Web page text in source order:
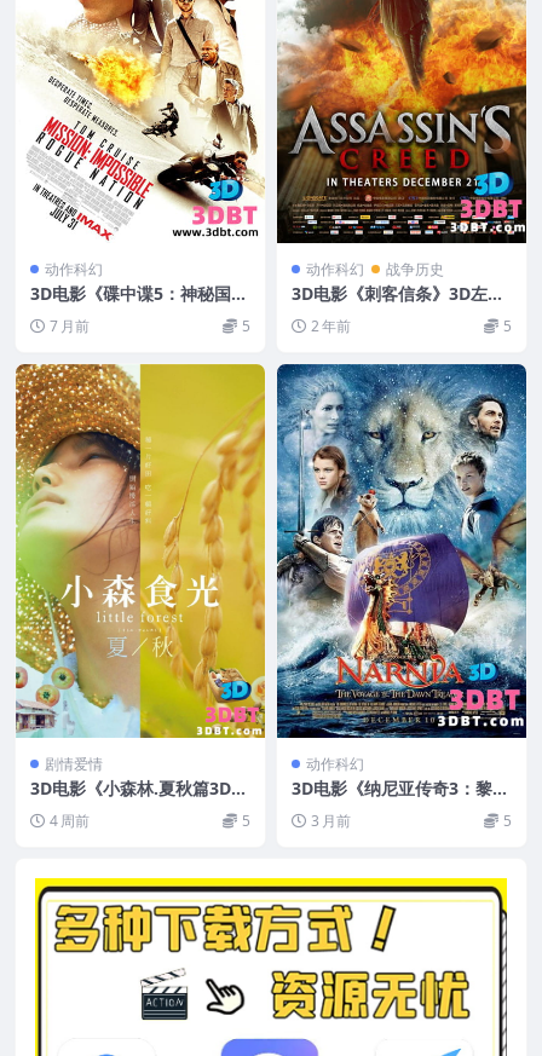
动作科幻
3D电影《碟中谍5：神秘国
度》3D左右格式 高清 网盘
下载7 月前 5
动作科幻 战争历史
3D电影《刺客信条》3D左右
格式 下载 高清蓝光 网盘+迅
雷 下载
2 年前 5
剧情爱情
3D电影《小森林.夏秋篇3D》
高分剧情3D电影 分屏治愈电
影 网盘下载
4 周前 5
动作科幻
3D电影《纳尼亚传奇3：黎明
踏浪号》3D左右格式 高清网
盘下载 3DVR影视下载
3 月前 5